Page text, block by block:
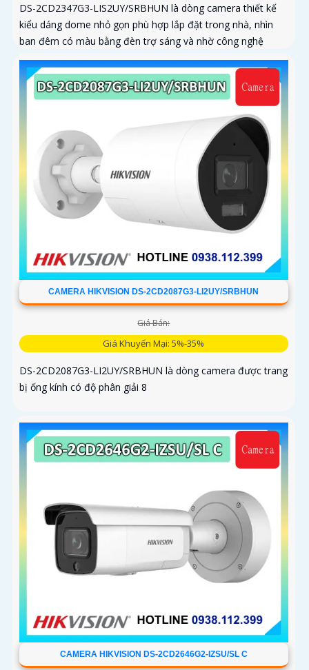
DS-2CD2347G3-LIS2UY/SRBHUN là dòng camera thiết kế
kiểu dáng dome nhỏ gọn phù hợp lắp đặt trong nhà, nhìn
ban đêm có màu bằng đèn trợ sáng và nhờ công nghệ
ColorVU HikAI-ISP, có tính năng AI giúp nhận diện người và
phương tiện, tích hợp micro kép
CAMERA HIKVISION DS-2CD2087G3-LI2UY/SRBHUN
Giá Bán:
Giá Khuyến Mại: 5%-35%
DS-2CD2087G3-LI2UY/SRBHUN là dòng camera được trang
bị ống kính có độ phân giải 8
CAMERA HIKVISION DS-2CD2646G2-IZSU/SL C